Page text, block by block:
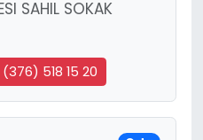
SAHIL SOKAK
518 15 20